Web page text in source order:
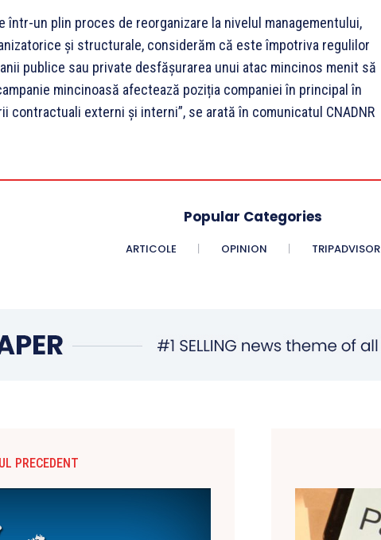
într-un plin proces de reorganizare la nivelul managementului,
și structurale, considerăm că este împotriva regulilor
publice sau private desfășurarea unui atac mincinos menit să
mincinoasă afectează poziția companiei în principal în
externi și interni”, se arată în comunicatul CNADNR
Popular Categories
ARTICOLE OPINION TRIPADVISOR
PRECEDENT